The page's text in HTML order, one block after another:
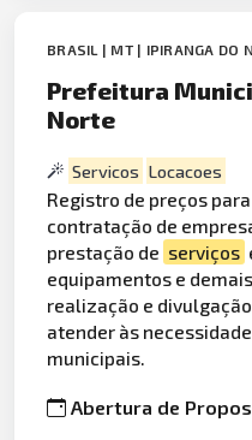
BRASIL | MT | IPIRANGA DO
Prefeitura
Norte
Servicos Locacoes
Registro de preços
contratação de
prestação de serviços
equipamentos e
realização e
atender às
municipais.
Abertura de